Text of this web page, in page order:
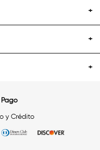
+
+
+
y Crédito